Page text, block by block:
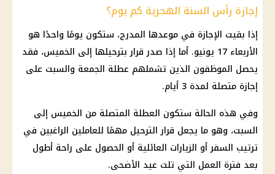
إجازة رأس السنة الهجرية كم يوم؟
إذا بقيت الإجازة في موعدها المدرج، ستكون يومًا واحدًا هو
الأربعاء 17 يونيو. أما إذا صدر قرار بترحيلها إلى الخميس، فقد
يحصل الموظفون الذين تشملهم عطلة الجمعة والسبت على
إجازة متصلة لمدة 3 أيام.
وفي هذه الحالة ستكون العطلة المتصلة من الخميس إلى
السبت، وهو ما يجعل قرار الترحيل مهمًا للعاملين الراغبين في
ترتيب السفر أو الزيارات العائلية أو الحصول على راحة أطول
بعد فترة العمل التي تلت عيد الأضحى.